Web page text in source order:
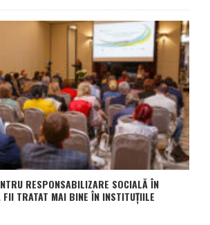
RESPONSABILIZARE SOCIALĂ ÎN
FII TRATAT MAI BINE ÎN INSTITUȚIILE